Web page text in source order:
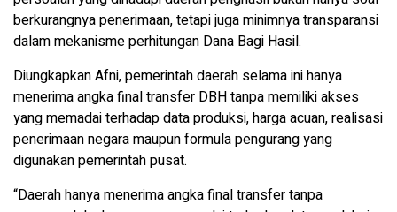
berkurangnya penerimaan, tetapi juga minimnya transparansi
dalam mekanisme perhitungan Dana Bagi Hasil.
Diungkapkan Afni, pemerintah daerah selama ini hanya
menerima angka final transfer DBH tanpa memiliki akses
yang memadai terhadap data produksi, harga acuan, realisasi
penerimaan negara maupun formula pengurang yang
digunakan pemerintah pusat.
“Daerah hanya menerima angka final transfer tanpa